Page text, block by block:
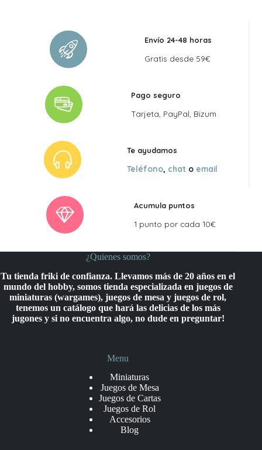
Envío 24-48 horas
Gratis desde 59€
Pago seguro
Tarjeta, PayPal, Bizum
Te ayudamos
Teléfono, chat o email
Acumula puntos
1 punto por cada 10€
¿Quienes somos?
Tu tienda friki de confianza. Llevamos más de 20 años en el
mundo del hobby, somos tienda especializada en juegos de
miniaturas (wargames), juegos de mesa y juegos de rol,
tenemos un catálogo que hará las delicias de los más
jugones y si no encuentra algo, no dude en preguntar!
Menu
Miniaturas
Juegos de Mesa
Juegos de Cartas
Juegos de Rol
Accesorios
Blog